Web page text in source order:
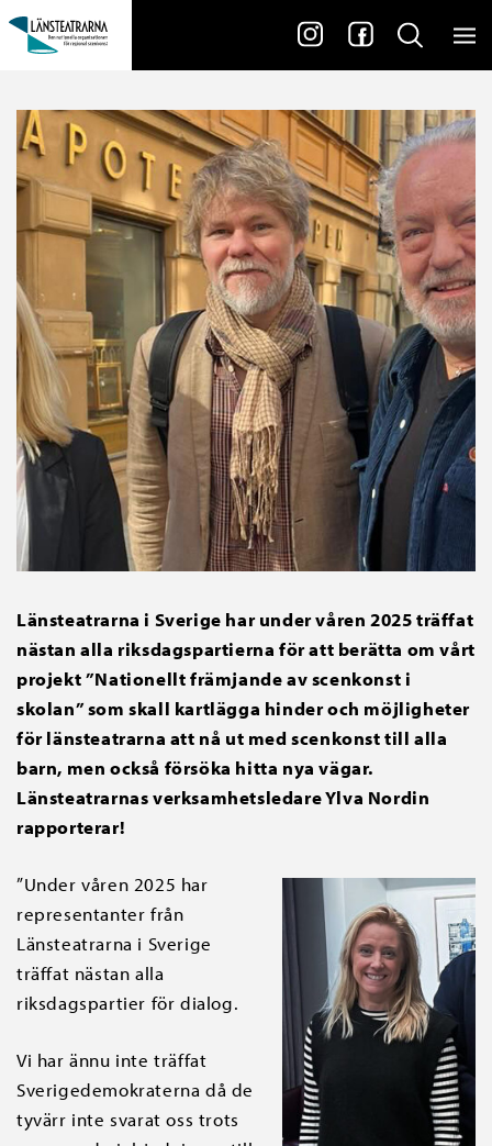
Länsteatrarna i Sverige har under våren 2025 träffat
nästan alla riksdagspartierna för att berätta om vårt
projekt ”Nationellt främjande av scenkonst i
skolan” som skall kartlägga hinder och möjligheter
för länsteatrarna att nå ut med scenkonst till alla
barn, men också försöka hitta nya vägar.
Länsteatrarnas verksamhetsledare Ylva Nordin
rapporterar!
”Under våren 2025 har
representanter från
Länsteatrarna i Sverige
träffat nästan alla
riksdagspartier för dialog.
Vi har ännu inte träffat
Sverigedemokraterna då de
tyvärr inte svarat oss trots